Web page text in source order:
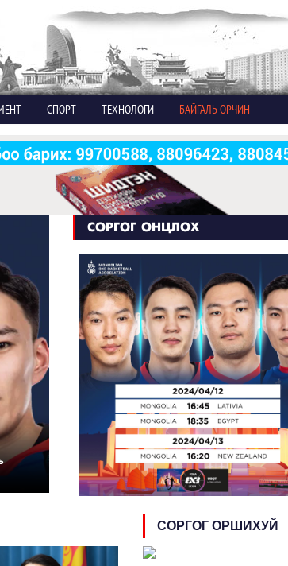
СПОРТ ТЕХНОЛОГИ БАЙГАЛЬ ОРЧИН
СОРГОГ ОНЦЛОХ
эрэгтэй багийн тоглолтын хуваарь гарчээ
СОРГОГ ОРШИХУЙ